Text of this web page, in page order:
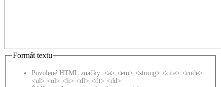
Formát textu
Povolené HTML značky: <a> <em> <strong> <cite> <code>
<ul> <ol> <li> <dl> <dt> <dd>